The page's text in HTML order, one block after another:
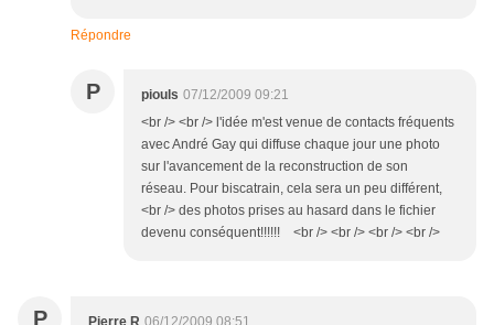
Répondre
P piouls 07/12/2009 09:21
<br /> <br /> l'idée m'est venue de contacts fréquents
avec André Gay qui diffuse chaque jour une photo
sur l'avancement de la reconstruction de son
réseau. Pour biscatrain, cela sera un peu différent,
<br /> des photos prises au hasard dans le fichier
devenu conséquent!!!!!! <br /> <br /> <br /> <br />
P Pierre R 06/12/2009 08:51